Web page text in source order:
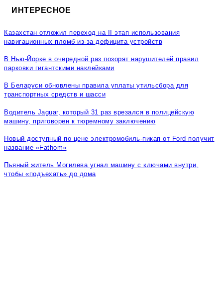
ИНТЕРЕСНОЕ
Казахстан отложил переход на II этап использования
навигационных пломб из-за дефицита устройств
В Нью-Йорке в очередной раз позорят нарушителей правил
парковки гигантскими наклейками
В Беларуси обновлены правила уплаты утильсбора для
транспортных средств и шасси
Водитель Jaguar, который 31 раз врезался в полицейскую
машину, приговорен к тюремному заключению
Новый доступный по цене электромобиль-пикап от Ford получит
название «Fathom»
Пьяный житель Могилева угнал машину с ключами внутри,
чтобы «подъехать» до дома